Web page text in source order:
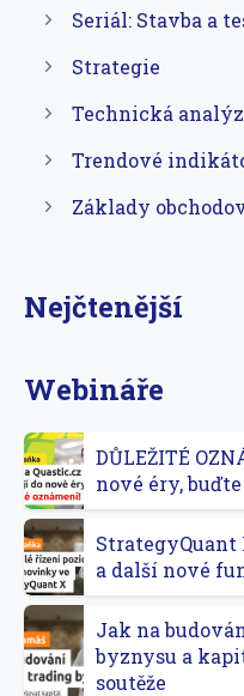
Seriál: Stavba a
Strategie
Technická
Trendové
Základy
Nejčtenější
Webináře
DŮLEŽITÉ
nové éry,
a další nové
Jak na
byznysu a
soutěže